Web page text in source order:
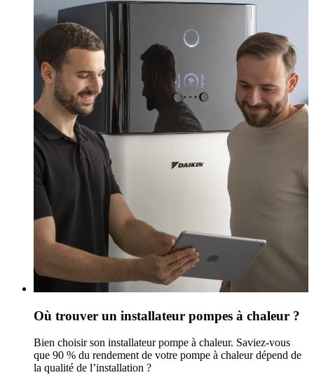
Où trouver un installateur pompes à chaleur ?
Bien choisir son installateur pompe à chaleur. Saviez-vous
que 90 % du rendement de votre pompe à chaleur dépend de
la qualité de l’installation ?